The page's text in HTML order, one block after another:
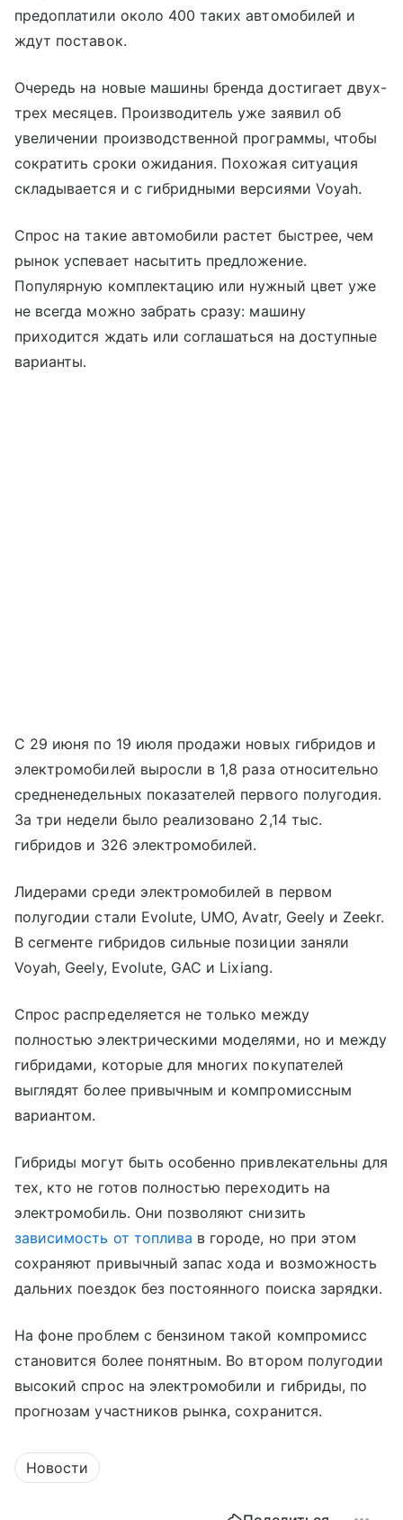
предоплатили около 400 таких автомобилей и
ждут поставок.
Очередь на новые машины бренда достигает двух-
трех месяцев. Производитель уже заявил об
увеличении производственной программы, чтобы
сократить сроки ожидания. Похожая ситуация
складывается и с гибридными версиями Voyah.
Спрос на такие автомобили растет быстрее, чем
рынок успевает насытить предложение.
Популярную комплектацию или нужный цвет уже
не всегда можно забрать сразу: машину
приходится ждать или соглашаться на доступные
варианты.
С 29 июня по 19 июля продажи новых гибридов и
электромобилей выросли в 1,8 раза относительно
средненедельных показателей первого полугодия.
За три недели было реализовано 2,14 тыс.
гибридов и 326 электромобилей.
Лидерами среди электромобилей в первом
полугодии стали Evolute, UMO, Avatr, Geely и Zeekr.
В сегменте гибридов сильные позиции заняли
Voyah, Geely, Evolute, GAC и Lixiang.
Спрос распределяется не только между
полностью электрическими моделями, но и между
гибридами, которые для многих покупателей
выглядят более привычным и компромиссным
вариантом.
Гибриды могут быть особенно привлекательны для
тех, кто не готов полностью переходить на
электромобиль. Они позволяют снизить
зависимость от топлива в городе, но при этом
сохраняют привычный запас хода и возможность
дальних поездок без постоянного поиска зарядки.
На фоне проблем с бензином такой компромисс
становится более понятным. Во втором полугодии
высокий спрос на электромобили и гибриды, по
прогнозам участников рынка, сохранится.
Новости